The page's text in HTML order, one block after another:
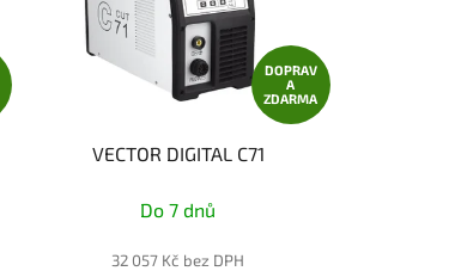
DOPRAV
A
ZDARMA
VECTOR DIGITAL C71
Do 7 dnů
32 057 Kč bez DPH